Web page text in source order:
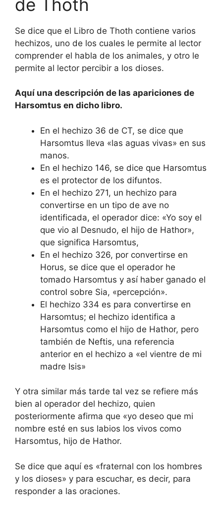
de Thoth
Se dice que el Libro de Thoth contiene varios
hechizos, uno de los cuales le permite al lector
comprender el habla de los animales, y otro le
permite al lector percibir a los dioses.
Aquí una descripción de las apariciones de
Harsomtus en dicho libro.
En el hechizo 36 de CT, se dice que
Harsomtus lleva «las aguas vivas» en sus
manos.
En el hechizo 146, se dice que Harsomtus
es el protector de los difuntos.
En el hechizo 271, un hechizo para
convertirse en un tipo de ave no
identificada, el operador dice: «Yo soy el
que vio al Desnudo, el hijo de Hathor»,
que significa Harsomtus,
En el hechizo 326, por convertirse en
Horus, se dice que el operador he
tomado Harsomtus y así haber ganado el
control sobre Sia, «percepción».
El hechizo 334 es para convertirse en
Harsomtus; el hechizo identifica a
Harsomtus como el hijo de Hathor, pero
también de Neftis, una referencia
anterior en el hechizo a «el vientre de mi
madre Isis»
Y otra similar más tarde tal vez se refiere más
bien al operador del hechizo, quien
posteriormente afirma que «yo deseo que mi
nombre esté en sus labios los vivos como
Harsomtus, hijo de Hathor.
Se dice que aquí es «fraternal con los hombres
y los dioses» y para escuchar, es decir, para
responder a las oraciones.